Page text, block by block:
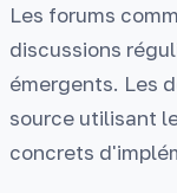
Les forums
discussions
émergents. Les
source utilisant
concrets